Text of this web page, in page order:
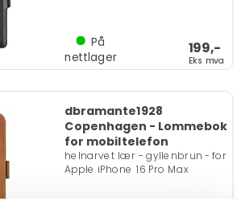
199,-
Eks mva
På
nettlager
dbramante1928
Copenhagen - Lommebok
for mobiltelefon
helnarvet lær - gyllenbrun - for
Apple iPhone 16 Pro Max